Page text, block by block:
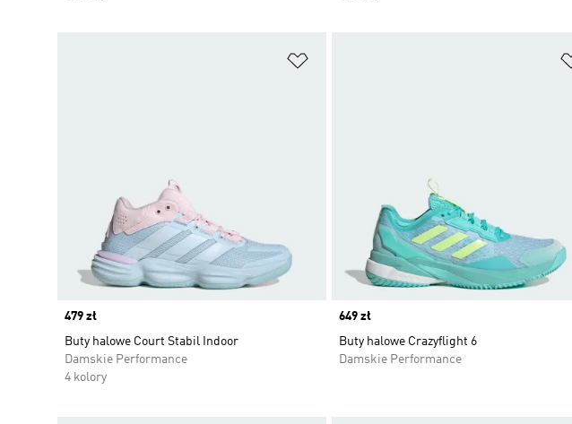
Price
479 zł
Buty halowe Court Stabil Indoor
Damskie Performance
4 kolory
Price
649 zł
Buty halowe Crazyflight 6
Damskie Performance